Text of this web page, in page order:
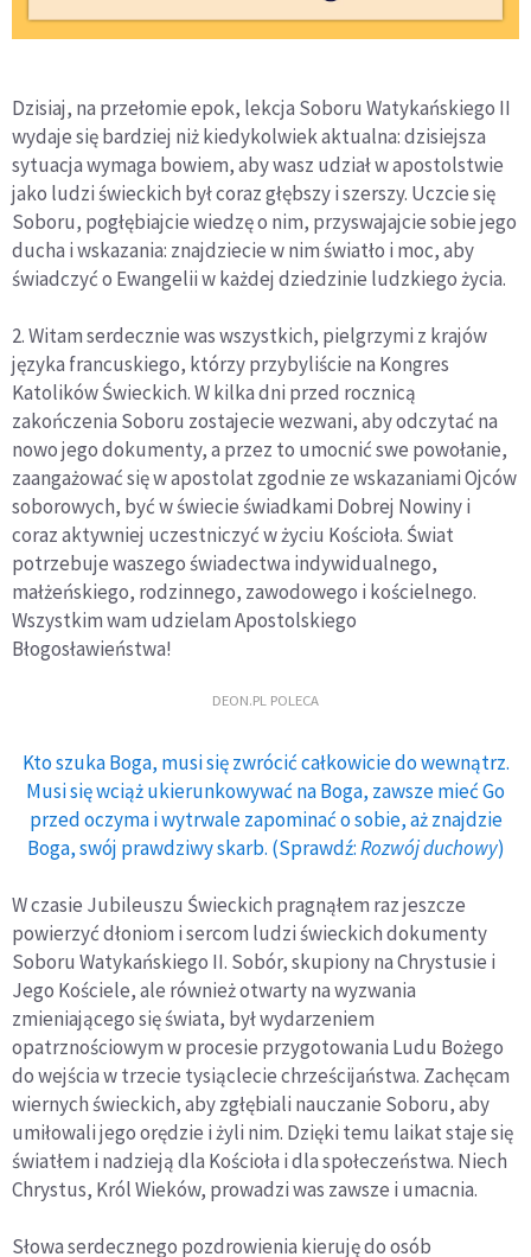
Dzisiaj, na przełomie epok, lekcja Soboru Watykańskiego II
wydaje się bardziej niż kiedykolwiek aktualna: dzisiejsza
sytuacja wymaga bowiem, aby wasz udział w apostolstwie
jako ludzi świeckich był coraz głębszy i szerszy. Uczcie się
Soboru, pogłębiajcie wiedzę o nim, przyswajajcie sobie jego
ducha i wskazania: znajdziecie w nim światło i moc, aby
świadczyć o Ewangelii w każdej dziedzinie ludzkiego życia.
2. Witam serdecznie was wszystkich, pielgrzymi z krajów
języka francuskiego, którzy przybyliście na Kongres
Katolików Świeckich. W kilka dni przed rocznicą
zakończenia Soboru zostajecie wezwani, aby odczytać na
nowo jego dokumenty, a przez to umocnić swe powołanie,
zaangażować się w apostolat zgodnie ze wskazaniami Ojców
soborowych, być w świecie świadkami Dobrej Nowiny i
coraz aktywniej uczestniczyć w życiu Kościoła. Świat
potrzebuje waszego świadectwa indywidualnego,
małżeńskiego, rodzinnego, zawodowego i kościelnego.
Wszystkim wam udzielam Apostolskiego
Błogosławieństwa!
DEON.PL POLECA
Kto szuka Boga, musi się zwrócić całkowicie do wewnątrz.
Musi się wciąż ukierunkowywać na Boga, zawsze mieć Go
przed oczyma i wytrwale zapominać o sobie, aż znajdzie
Boga, swój prawdziwy skarb. (Sprawdź:Rozwój duchowy)
W czasie Jubileuszu Świeckich pragnąłem raz jeszcze
powierzyć dłoniom i sercom ludzi świeckich dokumenty
Soboru Watykańskiego II. Sobór, skupiony na Chrystusie i
Jego Kościele, ale również otwarty na wyzwania
zmieniającego się świata, był wydarzeniem
opatrznościowym w procesie przygotowania Ludu Bożego
do wejścia w trzecie tysiąclecie chrześcijaństwa. Zachęcam
wiernych świeckich, aby zgłębiali nauczanie Soboru, aby
umiłowali jego orędzie i żyli nim. Dzięki temu laikat staje się
światłem i nadzieją dla Kościoła i dla społeczeństwa. Niech
Chrystus, Król Wieków, prowadzi was zawsze i umacnia.
Słowa serdecznego pozdrowienia kieruję do osób